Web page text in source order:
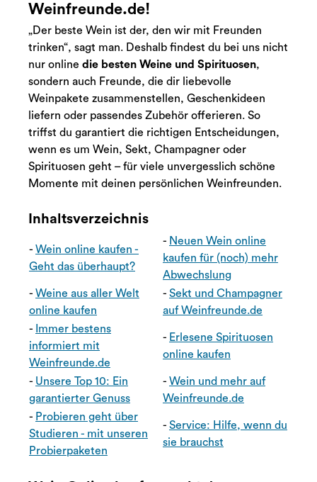
Weinfreunde.de!
„Der beste Wein ist der, den wir mit Freunden
trinken“, sagt man. Deshalb findest du bei uns nicht
nur online die besten Weine und Spirituosen,
sondern auch Freunde, die dir liebevolle
Weinpakete zusammenstellen, Geschenkideen
liefern oder passendes Zubehör offerieren. So
triffst du garantiert die richtigen Entscheidungen,
wenn es um Wein, Sekt, Champagner oder
Spirituosen geht – für viele unvergesslich schöne
Momente mit deinen persönlichen Weinfreunden.
Inhaltsverzeichnis
- Wein online kaufen -
Geht das überhaupt?
- Neuen Wein online
kaufen für (noch) mehr
Abwechslung
- Weine aus aller Welt
online kaufen
- Sekt und Champagner
auf Weinfreunde.de
- Immer bestens
informiert mit
Weinfreunde.de
- Erlesene Spirituosen
online kaufen
- Unsere Top 10: Ein
garantierter Genuss
- Wein und mehr auf
Weinfreunde.de
- Probieren geht über
Studieren - mit unseren
Probierpaketen
- Service: Hilfe, wenn du
sie brauchst